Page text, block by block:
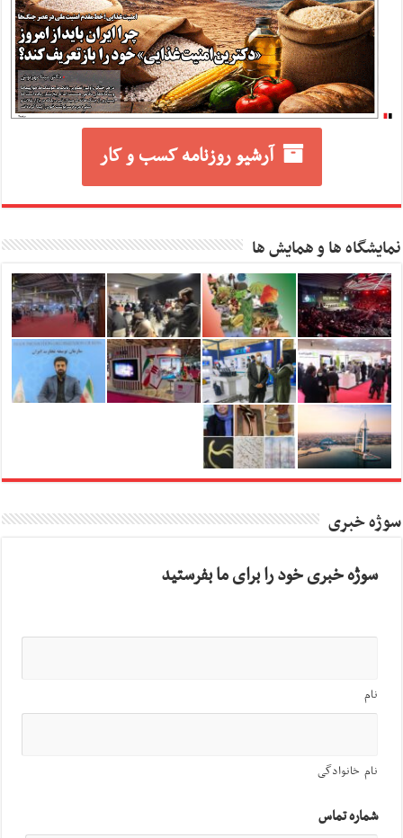
آرشیو روزنامه کسب و کار
نمایشگاه ها و همایش ها
سوژه خبری
سوژه خبری خود را برای ما بفرستید
نام
نام خانوادگی
شماره تماس